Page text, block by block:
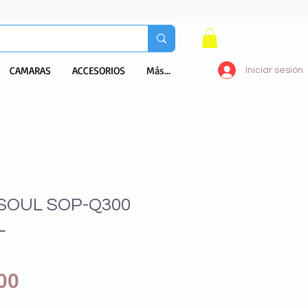
Iniciar sesión
CAMARAS ACCESORIOS Más...
SOP-Q300